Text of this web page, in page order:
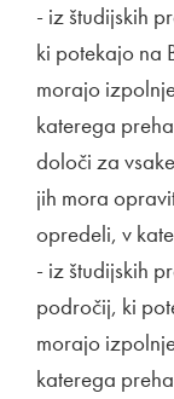
- iz študijskih
ki potekajo na
morajo
katerega
določi za
jih mora
opredeli, v
- iz študijskih
področij, ki
morajo
katerega